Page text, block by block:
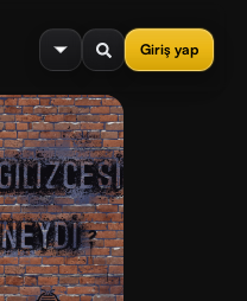
Giriş yap